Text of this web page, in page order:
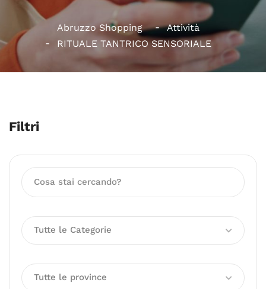
Abruzzo Shopping
Attività
RITUALE TANTRICO SENSORIALE
Filtri
Tutte le Categorie
Tutte le province